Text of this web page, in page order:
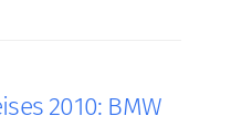
2010: BMW